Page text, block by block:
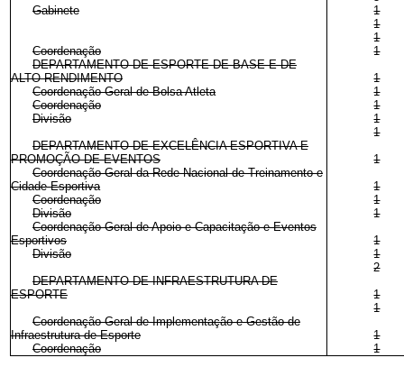
Gabinete
1
1
1
Coordenação
1
DEPARTAMENTO DE ESPORTE DE BASE E DE
ALTO RENDIMENTO
1
Coordenação-Geral de Bolsa Atleta
1
Coordenação
1
Divisão
1
1
DEPARTAMENTO DE EXCELÊNCIA ESPORTIVA E
PROMOÇÃO DE EVENTOS
1
Coordenação-Geral da Rede Nacional de Treinamento e
Cidade Esportiva
1
Coordenação
1
Divisão
1
Coordenação-Geral de Apoio e Capacitação e Eventos
Esportivos
1
Divisão
1
2
DEPARTAMENTO DE INFRAESTRUTURA DE
ESPORTE
1
1
Coordenação-Geral de Implementação e Gestão de
Infraestrutura de Esporte
1
Coordenação
1